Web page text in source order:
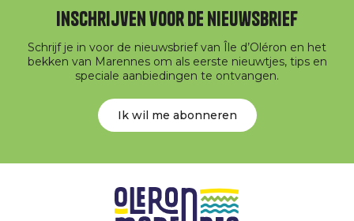
Inschrijven voor de nieuwsbrief
Schrijf je in voor de nieuwsbrief van Île d’Oléron en het
bekken van Marennes om als eerste nieuwtjes, tips en
speciale aanbiedingen te ontvangen.
Ik wil me abonneren